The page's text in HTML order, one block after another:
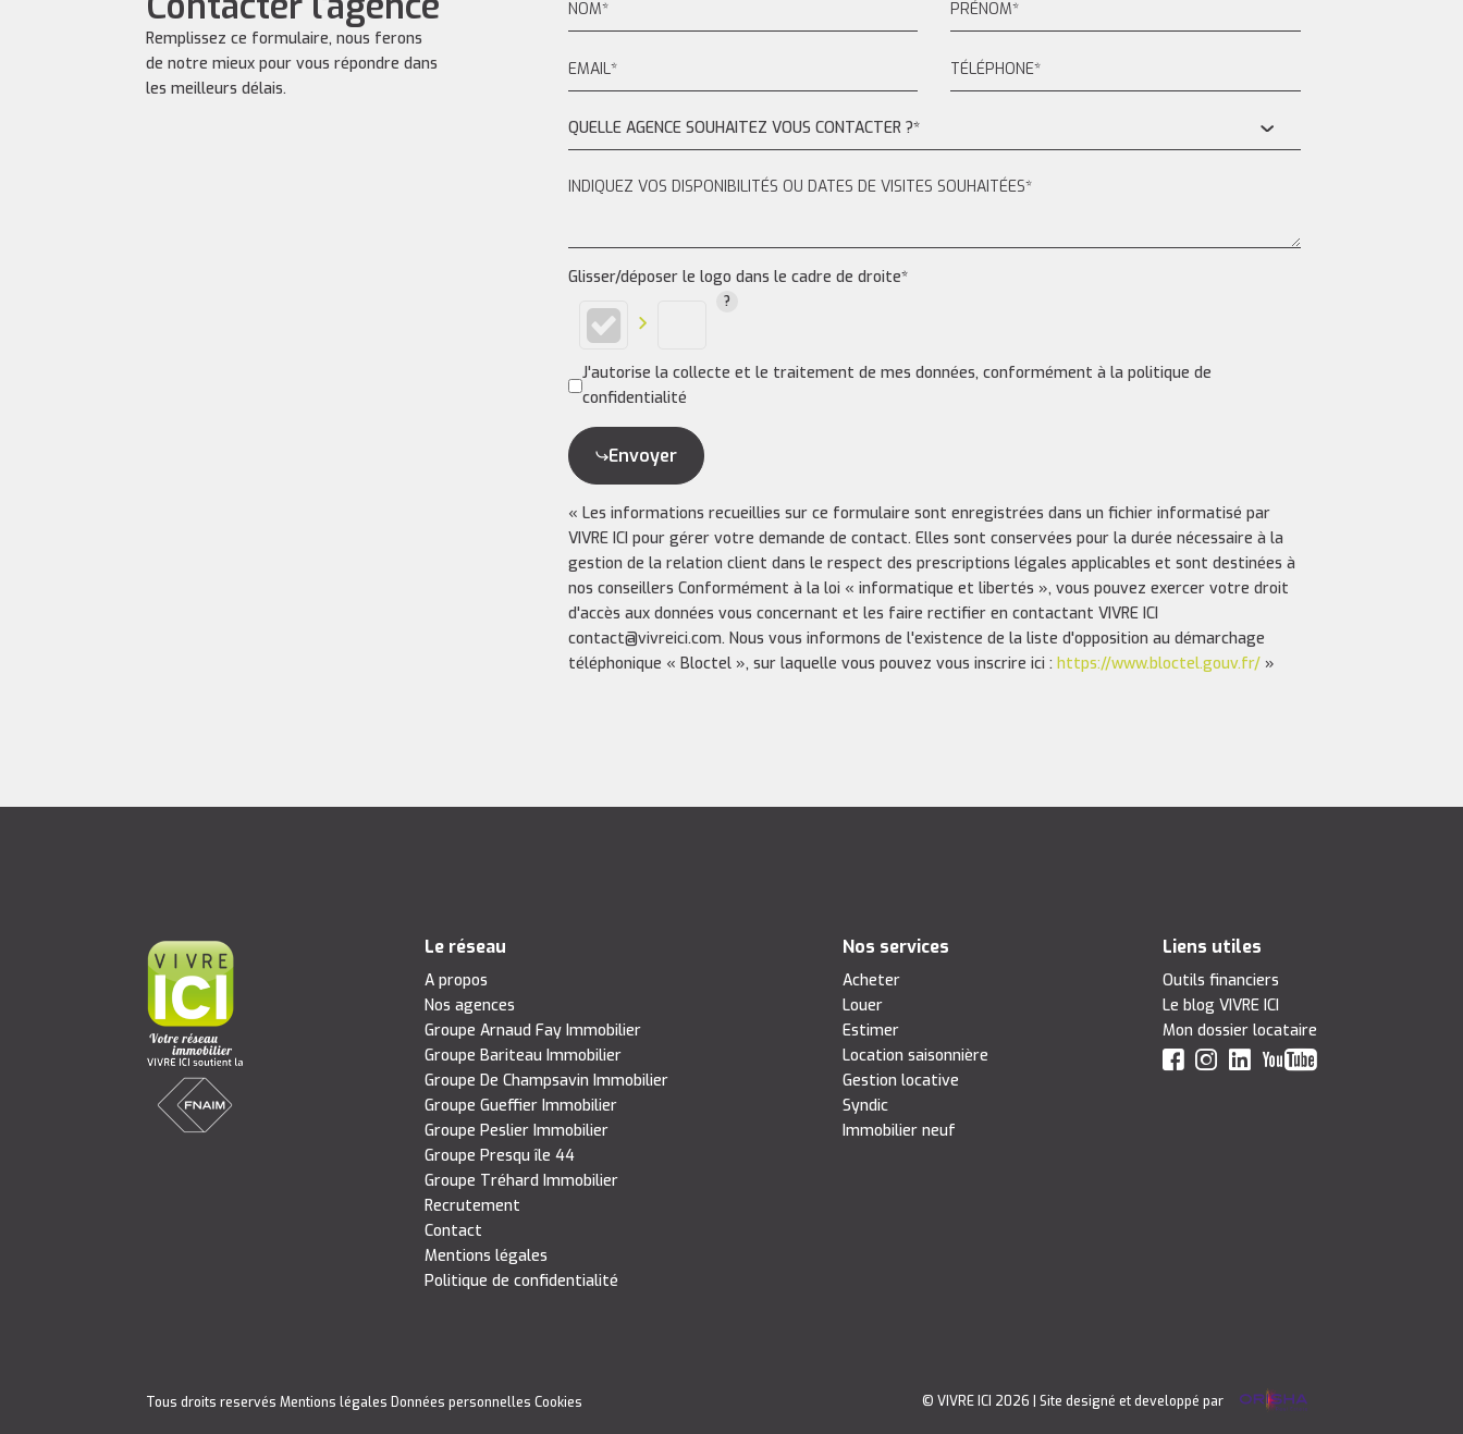
Remplissez ce formulaire, nous ferons
de notre mieux pour vous répondre dans
les meilleurs délais.
QUELLE AGENCE SOUHAITEZ VOUS CONTACTER ?*
Glisser/déposer le logo dans le cadre de droite*
J'autorise la collecte et le traitement de mes données, conformément à la politique de
confidentialité
Envoyer
« Les informations recueillies sur ce formulaire sont enregistrées dans un fichier informatisé par
VIVRE ICI pour gérer votre demande de contact. Elles sont conservées pour la durée nécessaire à la
gestion de la relation client dans le respect des prescriptions légales applicables et sont destinées à
nos conseillers Conformément à la loi « informatique et libertés », vous pouvez exercer votre droit
d'accès aux données vous concernant et les faire rectifier en contactant VIVRE ICI
contact@vivreici.com. Nous vous informons de l'existence de la liste d'opposition au démarchage
téléphonique « Bloctel », sur laquelle vous pouvez vous inscrire ici : https://www.bloctel.gouv.fr/»
Le réseau
A propos
Nos agences
Groupe Arnaud Fay Immobilier
Groupe Bariteau Immobilier
Groupe De Champsavin Immobilier
Groupe Gueffier Immobilier
Groupe Peslier Immobilier
Groupe Presqu île 44
Groupe Tréhard Immobilier
Recrutement
Contact
Mentions légales
Politique de confidentialité
Nos services
Acheter
Louer
Estimer
Location saisonnière
Gestion locative
Syndic
Immobilier neuf
Liens utiles
Outils financiers
Le blog VIVRE ICI
Mon dossier locataire
Tous droits reservés Mentions légales Données personnelles Cookies © VIVRE ICI 2026 | Site designé et developpé par